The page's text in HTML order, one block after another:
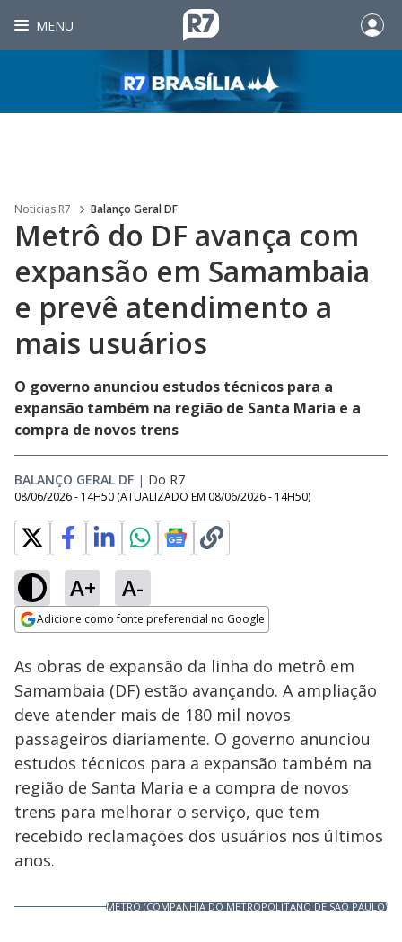
MENU
Noticias R7 Balanço Geral DF
Metrô do DF avança com
expansão em Samambaia
e prevê atendimento a
mais usuários
O governo anunciou estudos técnicos para a
expansão também na região de Santa Maria e a
compra de novos trens
BALANÇO GERAL DF | Do R7
08/06/2026 - 14H50 (ATUALIZADO EM 08/06/2026 - 14H50)
A+ A-
Adicione como fonte preferencial no Google
Ativar
Loaded
62.22%
As obras de expansão da linha do metrô em
Samambaia (DF) estão avançando. A ampliação
deve atender mais de 180 mil novos
passageiros diariamente. O governo anunciou
estudos técnicos para a expansão também na
região de Santa Maria e a compra de novos
trens para melhorar o serviço, que tem
recebido reclamações dos usuários nos últimos
anos.
METRÔ (COMPANHIA DO METROPOLITANO DE SÃO PAULO)